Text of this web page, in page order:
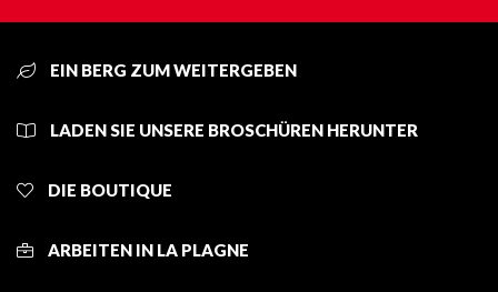
EIN BERG ZUM WEITERGEBEN
LADEN SIE UNSERE BROSCHÜREN HERUNTER
DIE BOUTIQUE
ARBEITEN IN LA PLAGNE